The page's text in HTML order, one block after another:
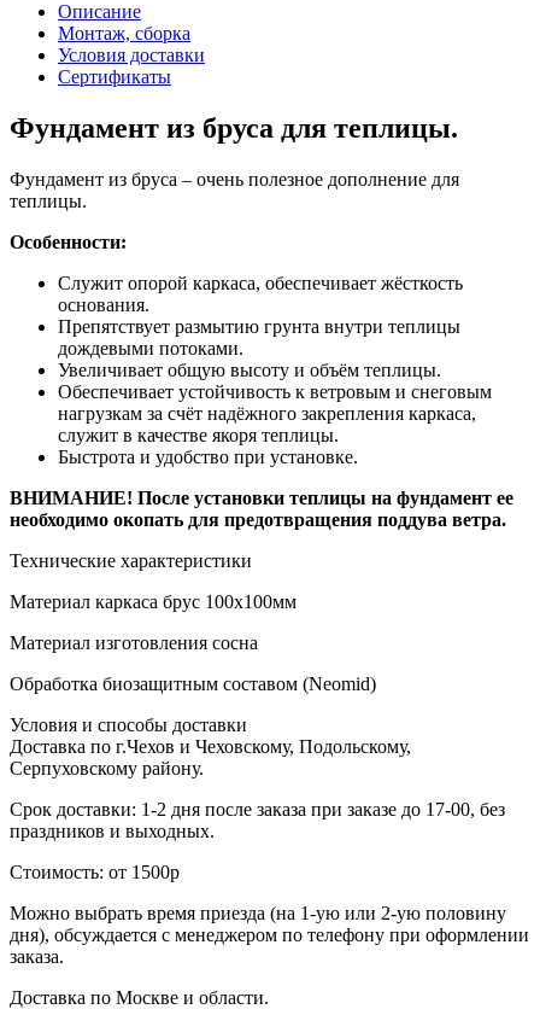
Описание
Монтаж, сборка
Условия доставки
Сертификаты
Фундамент из бруса для теплицы.
Фундамент из бруса – очень полезное дополнение для
теплицы.
Особенности:
Служит опорой каркаса, обеспечивает жёсткость
основания.
Препятствует размытию грунта внутри теплицы
дождевыми потоками.
Увеличивает общую высоту и объём теплицы.
Обеспечивает устойчивость к ветровым и снеговым
нагрузкам за счёт надёжного закрепления каркаса,
служит в качестве якоря теплицы.
Быстрота и удобство при установке.
ВНИМАНИЕ! После установки теплицы на фундамент ее
необходимо окопать для предотвращения поддува ветра.
Технические характеристики
Материал каркаса брус 100х100мм
Материал изготовления сосна
Обработка биозащитным составом (Neomid)
Условия и способы доставки
Доставка по г.Чехов и Чеховскому, Подольскому,
Серпуховскому району.
Срок доставки: 1-2 дня после заказа при заказе до 17-00, без
праздников и выходных.
Стоимость: от 1500р
Можно выбрать время приезда (на 1-ую или 2-ую половину
дня), обсуждается с менеджером по телефону при оформлении
заказа.
Доставка по Москве и области.